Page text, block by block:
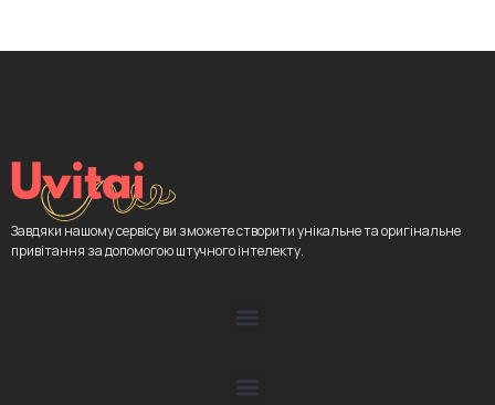
Завдяки нашому сервісу ви зможете створити унікальне та оригінальне
привітання за допомогою штучного інтелекту.